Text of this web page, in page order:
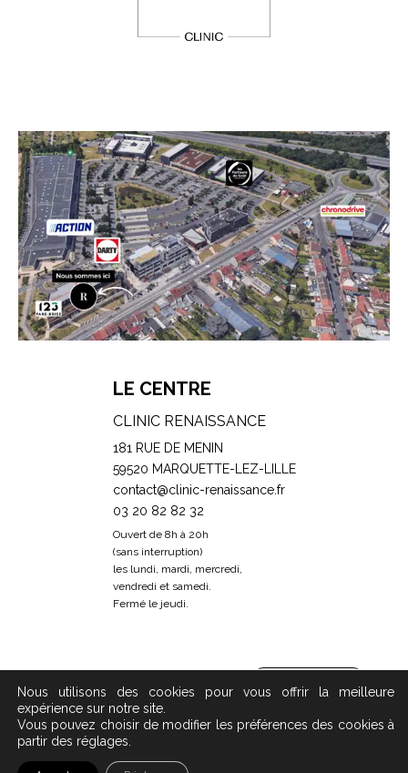
LE CENTRE
CLINIC RENAISSANCE
181 RUE DE MENIN
59520 MARQUETTE-LEZ-LILLE
contact@clinic-renaissance.fr
03 20 82 82 32
Ouvert de 8h à 20h
(sans interruption)
les lundi, mardi, mercredi,
vendredi et samedi.
Fermé le jeudi.
Prendre RDV
Copyright 2019 - 2023 © Clinic Renaissance -
Nous utilisons des cookies pour vous offrir la meilleure
expérience sur notre site.
Vous pouvez choisir de modifier les préférences des cookies à
partir des réglages.